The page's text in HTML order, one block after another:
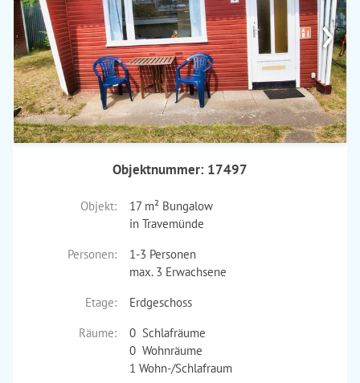
›
Objektnummer: 17497
Objekt:
17 m² Bungalow
in Travemünde
Personen:
1-3 Personen
max. 3 Erwachsene
Etage:
Erdgeschoss
Räume:
0 Schlafräume
0 Wohnräume
1 Wohn-/Schlafraum